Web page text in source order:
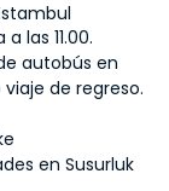
las 11.00.
autobús en
de regreso.
en Susurluk